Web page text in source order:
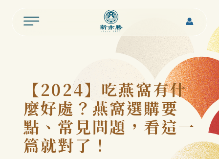
【2024】吃燕窩有什
麼好處？燕窩選購要
點、常見問題，看這一
篇就對了！